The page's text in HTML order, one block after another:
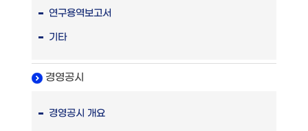
연구용역보고서
기타
경영공시
경영공시 개요